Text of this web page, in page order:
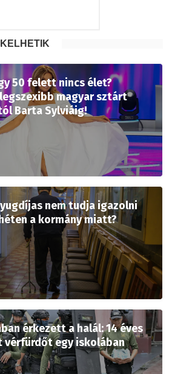
50 felett nincs élet?
magyar sztárt
Barta Sylviáig!
nem tudja igazolni
a kormány miatt?
érkezett a halál: 14 éves
vérfürdőt egy iskolában